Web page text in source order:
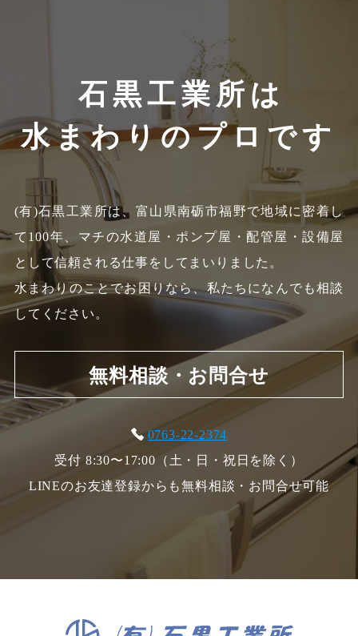
石黒工業所は
水まわりのプロです
(有)石黒工業所は、富山県南砺市福野で地域に密着し
て100年、 マチの水道屋・ポンプ屋・配管屋・設備屋
として信頼される仕事をしてまいりました。
水まわりのことでお困りなら、私たちになんでも相談
してください。
無料相談・お問合せ
0763-22-2374
受付 8:30〜17:00（土・日・祝日を除く）
LINEのお友達登録からも無料相談・お問合せ可能